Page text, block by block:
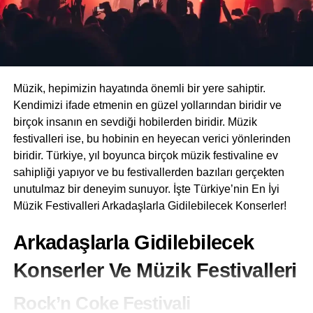
tanıyabilir.
(Augmented Reality ) Nedir?
kamerayı kullanarak canlı bir görüntüye dijital öğeler
dendiğinde akla gelen bir başka oyun dark souls
karşınızda. Geliştirici FromSoftware’in kabus yüklü kardeş
oyunu Bloodborne ile birlikte Dark Souls üçlemesi başlı
başına bir alt tür haline geldi ve sayısız taklitlere ilham
verdi. Bu, yalnızca oyunların mükemmelliğine değil,
erişilebilirliklerine de bağlayabiliriz. Bandai Namco
sayesinde ilk Dark Souls, o neslin üç büyük platformu
olan PlayStation 3, Xbox 360 ve Windows PC’nin her
Hazırlan” ifadesi, endüstrinin en zorlu oynanışı, en hassas
mekanikleri ve en derin, en karanlık ilmi ile eşanlamlı hale
geldi.
Müzik, hepimizin hayatında önemli bir yere sahiptir.
Kendimizi ifade etmenin en güzel yollarından biridir ve
birçok insanın en sevdiği hobilerden biridir. Müzik
festivalleri ise, bu hobinin en heyecan verici yönlerinden
biridir. Türkiye, yıl boyunca birçok müzik festivaline ev
sahipliği yapıyor ve bu festivallerden bazıları gerçekten
unutulmaz bir deneyim sunuyor. İşte Türkiye’nin En İyi
Müzik Festivalleri Arkadaşlarla Gidilebilecek Konserler!
Arkadaşlarla Gidilebilecek
Konserler Ve Müzik Festivalleri
Rock’n Coke Festivali